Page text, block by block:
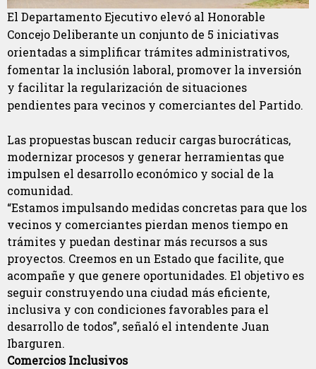
El Departamento Ejecutivo elevó al Honorable
Concejo Deliberante un conjunto de 5 iniciativas
orientadas a simplificar trámites administrativos,
fomentar la inclusión laboral, promover la inversión
y facilitar la regularización de situaciones
pendientes para vecinos y comerciantes del Partido.
Las propuestas buscan reducir cargas burocráticas,
modernizar procesos y generar herramientas que
impulsen el desarrollo económico y social de la
comunidad.
“Estamos impulsando medidas concretas para que los
vecinos y comerciantes pierdan menos tiempo en
trámites y puedan destinar más recursos a sus
proyectos. Creemos en un Estado que facilite, que
acompañe y que genere oportunidades. El objetivo es
seguir construyendo una ciudad más eficiente,
inclusiva y con condiciones favorables para el
desarrollo de todos”, señaló el intendente Juan
Ibarguren.
Comercios Inclusivos